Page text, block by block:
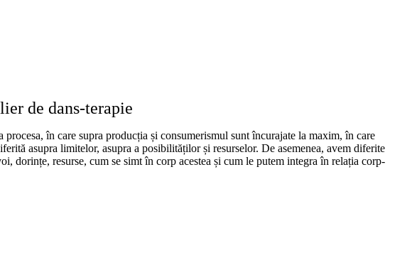
de dans-terapie
în care supra producția și consumerismul sunt încurajate la maxim, în care
asupra limitelor, asupra a posibilităților și resurselor. De asemenea, avem diferite
dorințe, resurse, cum se simt în corp acestea și cum le putem integra în relația corp-